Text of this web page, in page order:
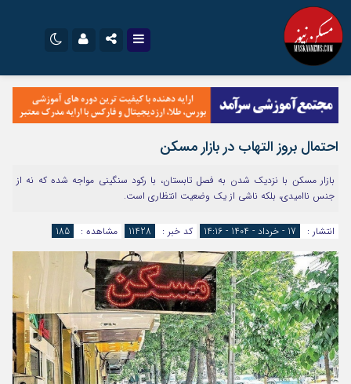
اینستاگرام
تلگرام
سروش
ایتا
آپارات
نام کاربری یا نشانی ایمیل
رمز عبور
احتمال بروز التهاب در بازار مسکن
بازار مسکن با نزدیک شدن به فصل تابستان، با رکود سنگینی مواجه شده که نه از
جنس ناامیدی، بلکه ناشی از یک وضعیت انتظاری است.
انتشار : 17 - خرداد - 1404 - 14:16 کد خبر : 11428 مشاهده : 185